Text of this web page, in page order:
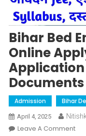
Bihar Bed
Online
Application
Admission Bihar
April 4, 2025
Leave A CommentOn